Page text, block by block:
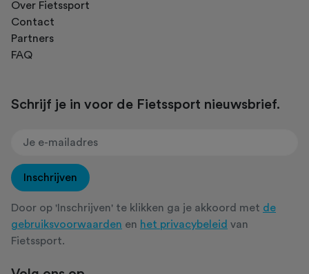
Over Fietssport
Contact
Partners
FAQ
Schrijf je in voor de Fietssport nieuwsbrief.
Inschrijven
Door op 'Inschrijven' te klikken ga je akkoord met de
gebruiksvoorwaarden en het privacybeleid van
Fietssport.